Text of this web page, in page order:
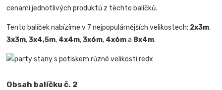
cenami jednotlivých produktů z těchto balíčků.
Tento balíček nabízíme v 7 nejpopulárnějších velikostech: 2x3m,
3x3m,3x4,5m, 4x4m,3x6m, 4x6ma 8x4m.
Obsah balíčku č. 2